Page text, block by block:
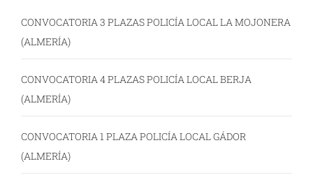
CONVOCATORIA 3 PLAZAS POLICÍA LOCAL LA MOJONERA
(ALMERÍA)
CONVOCATORIA 4 PLAZAS POLICÍA LOCAL BERJA
(ALMERÍA)
CONVOCATORIA 1 PLAZA POLICÍA LOCAL GÁDOR
(ALMERÍA)